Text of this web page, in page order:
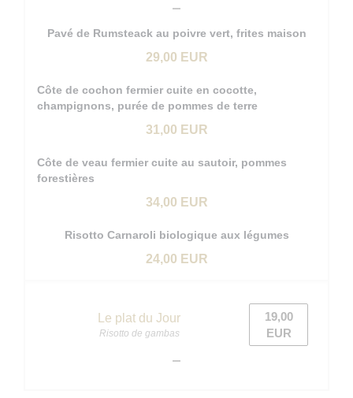
Pavé de Rumsteack au poivre vert, frites maison
29,00 EUR
Côte de cochon fermier cuite en cocotte,
champignons, purée de pommes de terre
31,00 EUR
Côte de veau fermier cuite au sautoir, pommes
forestières
34,00 EUR
Risotto Carnaroli biologique aux légumes
24,00 EUR
Le plat du Jour
Risotto de gambas
19,00
EUR